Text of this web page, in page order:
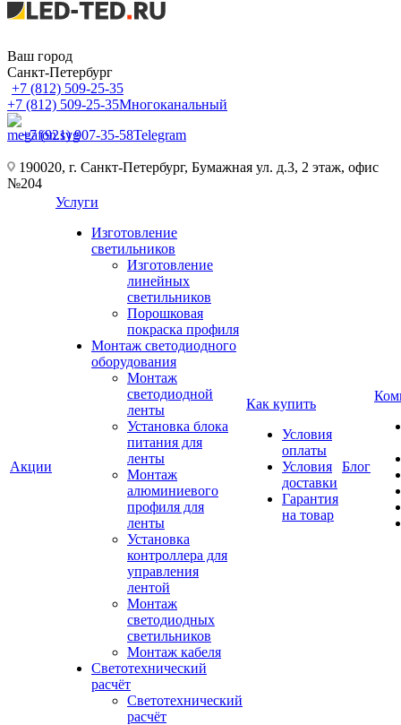
Ваш город
Санкт-Петербург
+7 (812) 509-25-35
+7 (812) 509-25-35Многоканальный
+7 (921) 907-35-58Telegram
190020, г. Санкт-Петербург, Бумажная ул. д.3, 2 этаж, офис
№204
Акции
Услуги
Изготовление
светильников
Изготовление
линейных
светильников
Порошковая
покраска профиля
Монтаж светодиодного
оборудования
Монтаж
светодиодной
ленты
Установка блока
питания для
ленты
Монтаж
алюминиевого
профиля для
ленты
Установка
контроллера для
управления
лентой
Монтаж
светодиодных
светильников
Монтаж кабеля
Светотехнический
расчёт
Светотехнический
расчёт
Как купить
Условия
оплаты
Условия
доставки
Гарантия
на товар
Блог